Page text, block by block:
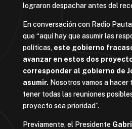
lograron despachar antes del
En conversación con Radio
que “aquí hay que asumir las
políticas, este gobierno
avanzar en estos dos
corresponder al gobierno de
asumir. Nosotros vamos a
tener todas las reuniones
proyecto sea prioridad”.
Previamente, el Presidente